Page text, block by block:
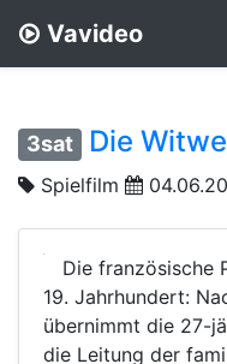
Vavideo
3sat Die
Spielfilm
Die französische
19. Jahrhundert:
übernimmt die 27-
die Leitung der